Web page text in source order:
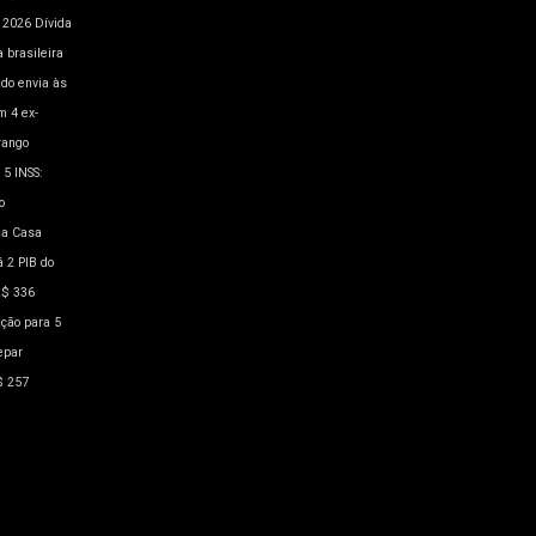
2026 Dívida
brasileira
envia às
4 ex-
5 INSS:
Casa
2 PIB do
336
para 5
257